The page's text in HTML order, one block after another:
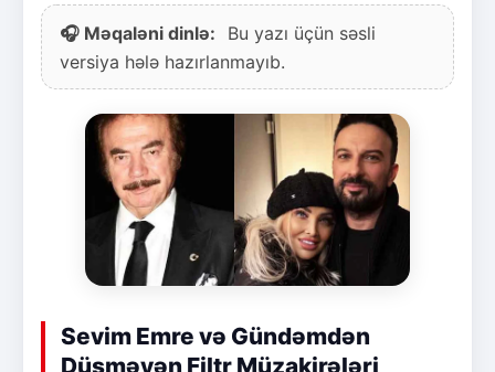
🎧 Məqaləni dinlə:
Bu yazı üçün səsli
versiya hələ hazırlanmayıb.
Sevim Emre və Gündəmdən
Düşməyən Filtr Müzakirələri